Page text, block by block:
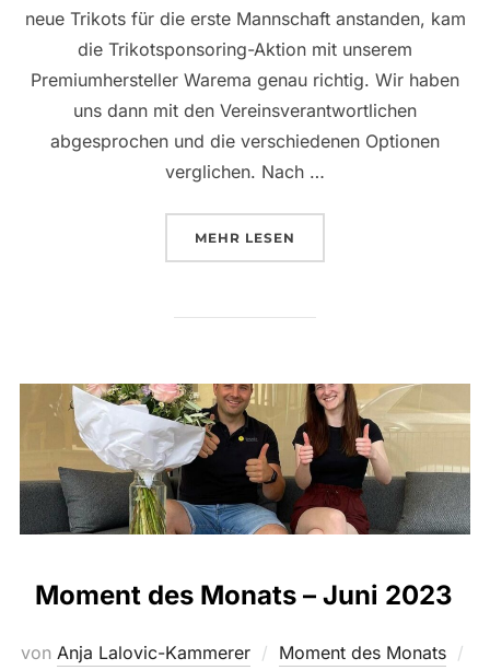
neue Trikots für die erste Mannschaft anstanden, kam
die Trikotsponsoring-Aktion mit unserem
Premiumhersteller Warema genau richtig. Wir haben
uns dann mit den Vereinsverantwortlichen
abgesprochen und die verschiedenen Optionen
verglichen. Nach …
MEHR ÜBER „MOMENT DES MONATS
LESEN
Moment des Monats – Juni 2023
von Anja Lalovic-Kammerer
Moment des Monats